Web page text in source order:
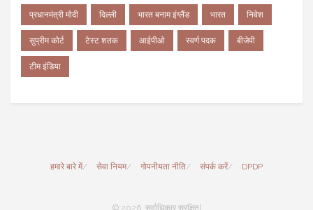
प्रधानमंत्री मोदी दिल्ली भारत बनाम इंग्लैंड भारत निवेश
सुप्रीम कोर्ट टेस्ट शतक आईपीओ स्वर्ण पदक बीजेपी
टीम इंडिया
हमारे बारे में सेवा नियम गोपनीयता नीति संपर्क करें DPDP
© 2026. सर्वाधिकार सुरक्षित|